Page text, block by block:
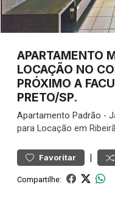
APARTAMENTO
LOCAÇÃO NO
PRÓXIMO A
PRETO/SP.
Apartamento Padrão -
para Locação em
Favoritar |
Compartilhe: